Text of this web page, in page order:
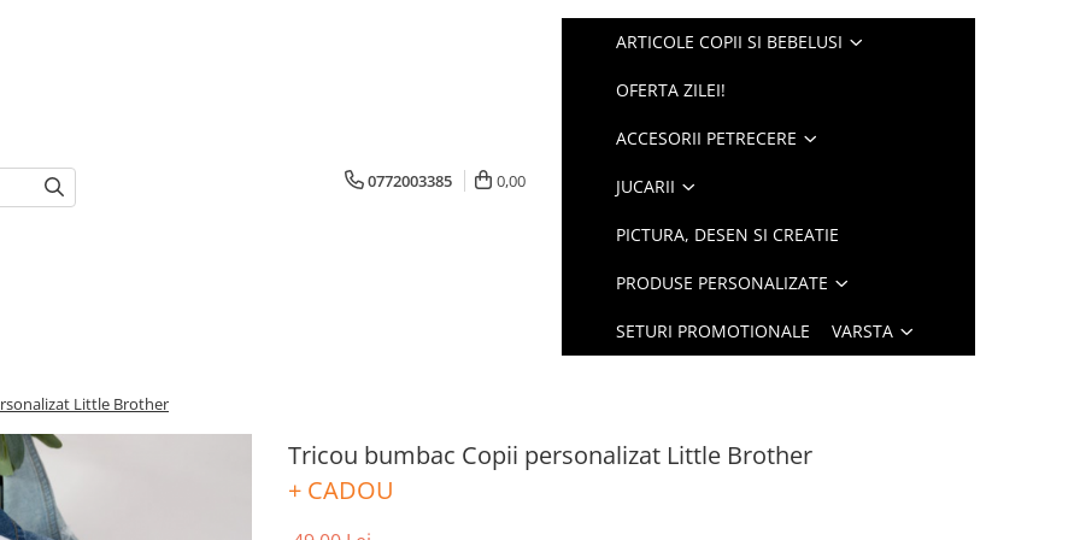
0772003385 0,00
ARTICOLE COPII SI BEBELUSI
OFERTA ZILEI!
ACCESORII PETRECERE
JUCARII
PICTURA, DESEN SI CREATIE
PRODUSE PERSONALIZATE
SETURI PROMOTIONALE VARSTA
Little Brother
Tricou bumbac Copii personalizat Little Brother
+ CADOU